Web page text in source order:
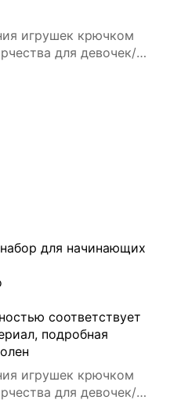
игрушек крючком
для девочек/
для начинающих
соответствует
подробная
игрушек крючком
для девочек/